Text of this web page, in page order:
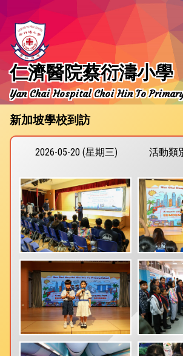
仁濟醫院蔡衍濤小學
Yan Chai Hospital Choi Hin To
新加坡學校到訪
2026-05-20 (星期三) 活動類